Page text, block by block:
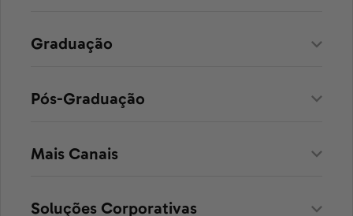
Graduação
Pós-Graduação
Mais Canais
Soluções Corporativas